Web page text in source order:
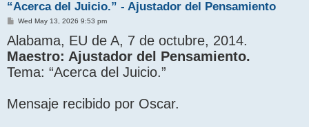
“Acerca del Juicio.” - Ajustador del Pensamiento
P
s
t
Wed May 13, 2026 9:53 pm
Alabama, EU de A, 7 de octubre, 2014.
Maestro: Ajustador del Pensamiento.
Tema: “Acerca del Juicio.”
Mensaje recibido por Oscar.